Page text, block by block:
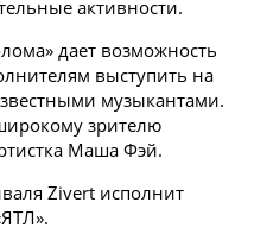
активности.
дает возможность
выступить на
музыкантами.
зрителю
Маша Фэй.
Zivert исполнит